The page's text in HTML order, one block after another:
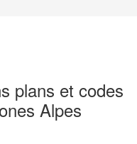
plans et codes
Alpes